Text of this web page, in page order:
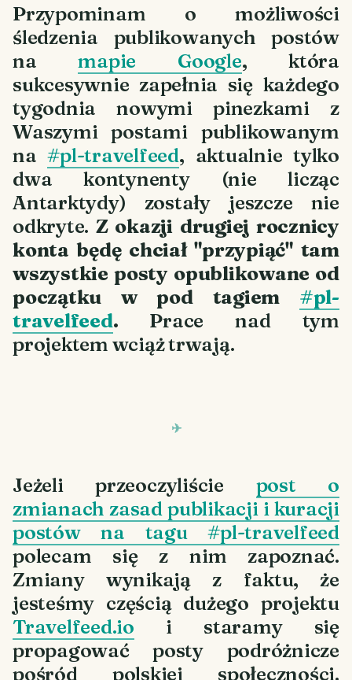
Przypominam o możliwości
śledzenia publikowanych postów
namapie Google, która
sukcesywnie zapełnia się każdego
tygodnia nowymi pinezkami z
Waszymi postami publikowanym
na#pl-travelfeed, aktualnie tylko
dwa kontynenty (nie licząc
Antarktydy) zostały jeszcze nie
odkryte. Z okazji drugiej rocznicy
konta będę chciał "przypiąć" tam
wszystkie posty opublikowane od
początku w pod tagiem #pl-
travelfeed. Prace nad tym
projektem wciąż trwają.
Jeżeli przeoczyliście post o
zmianach zasad publikacji i kuracji
postów na tagu #pl-travelfeed
polecam się z nim zapoznać.
Zmiany wynikają z faktu, że
jesteśmy częścią dużego projektu
Travelfeed.io i staramy się
propagować posty podróżnicze
pośród polskiej społeczności.